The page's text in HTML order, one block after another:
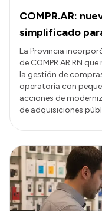
COMPR.AR:
simplificado
La Provincia
de COMPR.AR RN
la gestión de
operatoria con
acciones de
de adquisiciones